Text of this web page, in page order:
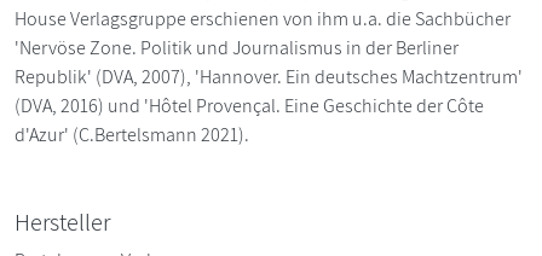
House Verlagsgruppe erschienen von ihm u.a. die Sachbücher
'Nervöse Zone. Politik und Journalismus in der Berliner
Republik' (DVA, 2007), 'Hannover. Ein deutsches Machtzentrum'
(DVA, 2016) und 'Hôtel Provençal. Eine Geschichte der Côte
d'Azur' (C.Bertelsmann 2021).
Hersteller